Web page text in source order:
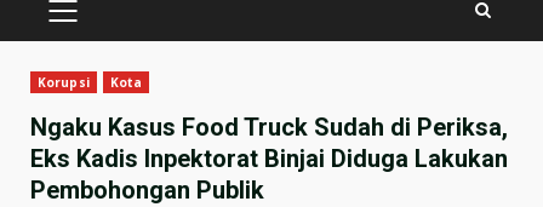
PRIMARY
Korupsi Kota
Ngaku Kasus Food Truck Sudah di Periksa,
Eks Kadis Inpektorat Binjai Diduga Lakukan
Pembohongan Publik